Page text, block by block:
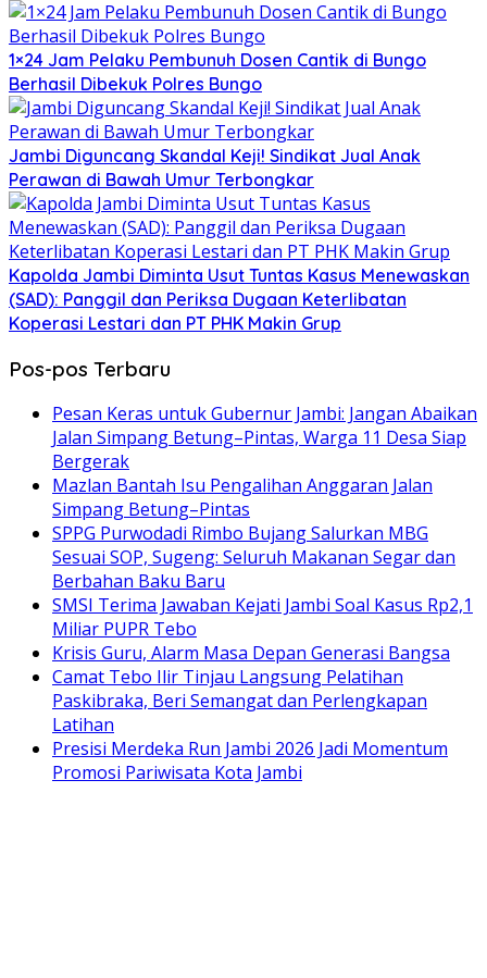
1×24 Jam Pelaku Pembunuh Dosen Cantik di Bungo
Berhasil Dibekuk Polres Bungo
Jambi Diguncang Skandal Keji! Sindikat Jual Anak
Perawan di Bawah Umur Terbongkar
Kapolda Jambi Diminta Usut Tuntas Kasus Menewaskan
(SAD): Panggil dan Periksa Dugaan Keterlibatan
Koperasi Lestari dan PT PHK Makin Grup
Pos-pos Terbaru
Pesan Keras untuk Gubernur Jambi: Jangan Abaikan
Jalan Simpang Betung–Pintas, Warga 11 Desa Siap
Bergerak
Mazlan Bantah Isu Pengalihan Anggaran Jalan
Simpang Betung–Pintas
SPPG Purwodadi Rimbo Bujang Salurkan MBG
Sesuai SOP, Sugeng: Seluruh Makanan Segar dan
Berbahan Baku Baru
SMSI Terima Jawaban Kejati Jambi Soal Kasus Rp2,1
Miliar PUPR Tebo
Krisis Guru, Alarm Masa Depan Generasi Bangsa
Camat Tebo Ilir Tinjau Langsung Pelatihan
Paskibraka, Beri Semangat dan Perlengkapan
Latihan
Presisi Merdeka Run Jambi 2026 Jadi Momentum
Promosi Pariwisata Kota Jambi